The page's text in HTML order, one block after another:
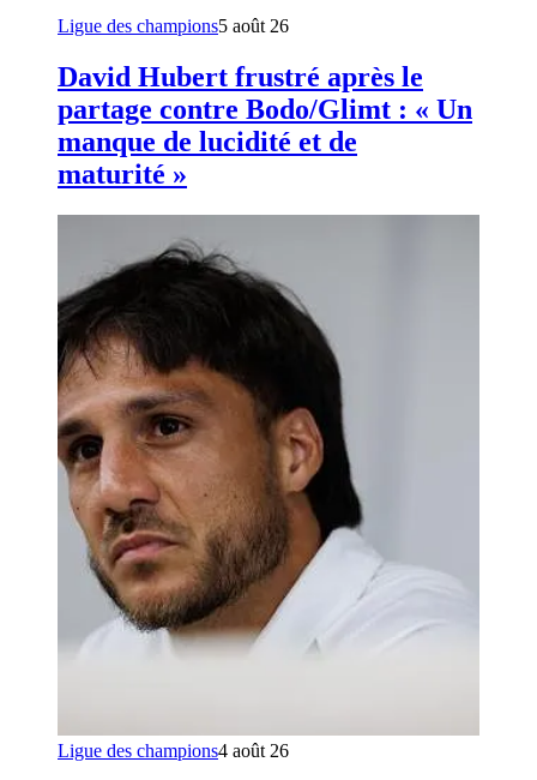
Ligue des champions5 août 26
David Hubert frustré après le
partage contre Bodo/Glimt : « Un
manque de lucidité et de
maturité »
Ligue des champions4 août 26